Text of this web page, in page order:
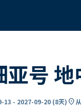
亚号
13 - 2027-09-20 (8天) location_on